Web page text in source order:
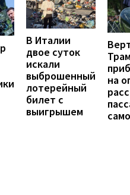
В Италии
двое суток
искали
выброшенный
лотерейный
билет с
выигрышем
на